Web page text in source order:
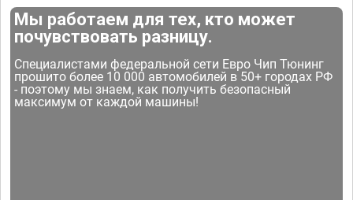
Мы работаем для тех, кто может
почувствовать разницу.
Специалистами федеральной сети Евро Чип Тюнинг
прошито более 10 000 автомобилей в 50+ городах РФ
- поэтому мы знаем, как получить безопасный
максимум от каждой машины!